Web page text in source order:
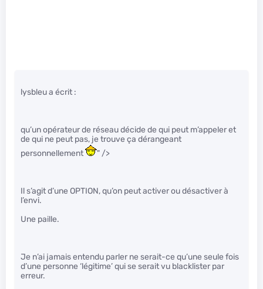
lysbleu a écrit :
qu’un opérateur de réseau décide de qui peut m’appeler et
de qui ne peut pas, je trouve ça dérangeant
personnellement
" />
Il s’agit d’une OPTION, qu’on peut activer ou désactiver à
l’envi.
Une paille.
Je n’ai jamais entendu parler ne serait-ce qu’une seule fois
d’une personne ‘légitime’ qui se serait vu blacklister par
erreur.